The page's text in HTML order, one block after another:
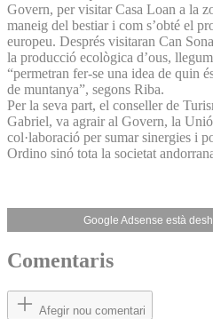
Govern, per visitar Casa Loan a la
maneig del bestiar i com s’obté el
europeu. Després visitaran Can
la producció ecològica d’ous,
“permetran fer-se una idea de quin
de muntanya”, segons Riba.
Per la seva part, el conseller de
Gabriel, va agrair al Govern, la
col·laboració per sumar sinergies i
Ordino sinó tota la societat
Google Adsense està
Comentaris
Afegir nou comentari